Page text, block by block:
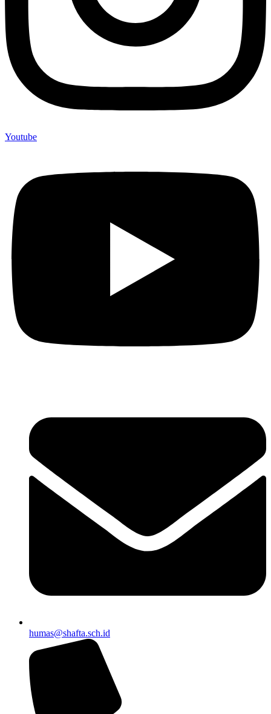
Youtube
humas@shafta.sch.id